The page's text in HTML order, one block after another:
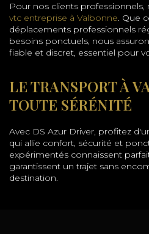
Pour nos clients
vtc entreprise à Valbonne. Que
déplacements professionnels
besoins ponctuels, nous
fiable et discret, essentiel pour
LE TRANSPORT À
TOUTE SÉRÉNITÉ
Avec DS Azur Driver, profitez
qui allie confort, sécurité et
expérimentés connaissent
garantissent un trajet sans
destination.